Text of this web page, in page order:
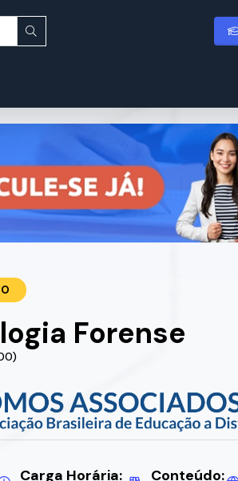
Forense
Carga Horária: Conteúdo: